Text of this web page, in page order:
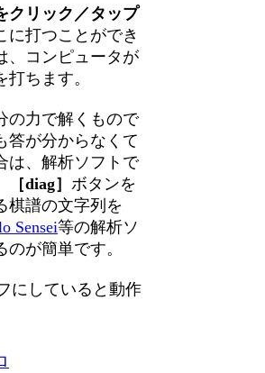
クリック／タップ
に打つことができ
、コンピュータが
ちます。
の力で解くもので
答が分からなくて
は、解析ソフトで
［diag］ ボタンを
棋譜の文字列を
Sensei等の解析ソ
が簡単です。
にしていると動作